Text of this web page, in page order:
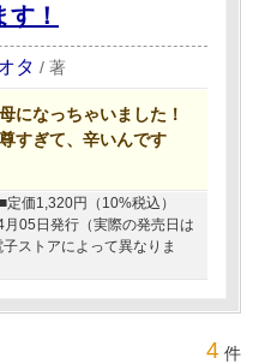
す！
タ / 著
になっちゃいました！
すぎて、辛いんです
■定価1,320円（10%税込）
05日発行（実際の発売日は
ストアによって異なりま
4 件